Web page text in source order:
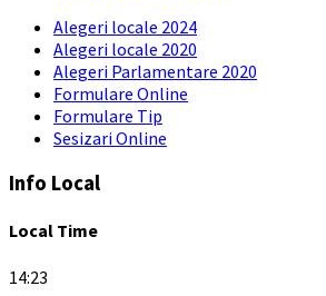
Alegeri locale 2024
Alegeri locale 2020
Alegeri Parlamentare 2020
Formulare Online
Formulare Tip
Sesizari Online
Info Local
Local Time
14:23